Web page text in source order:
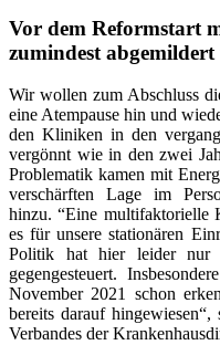
Vor dem Reformstart
zumindest abgemildert
Wir wollen zum Abschluss
eine Atempause hin und
den Kliniken in den
vergönnt wie in den zwei
Problematik kamen mit
verschärften Lage im
hinzu. “Eine multifaktorielle
es für unsere stationären
Politik hat hier leider nur
gegengesteuert.
November 2021 schon
bereits darauf
Verbandes der